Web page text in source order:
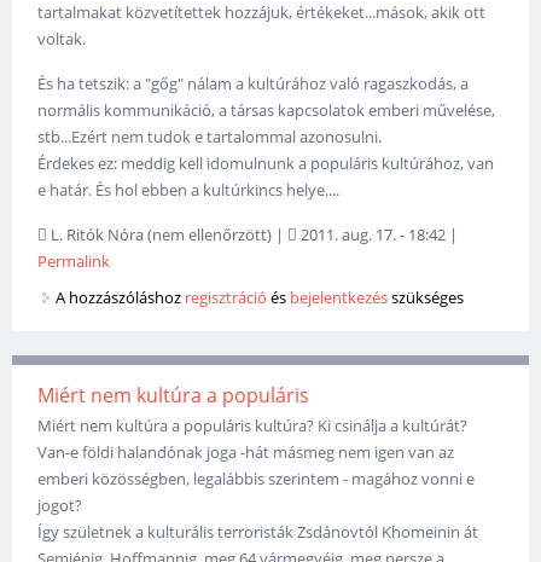
tartalmakat közvetítettek hozzájuk, értékeket...mások, akik ott
voltak.
És ha tetszik: a "gőg" nálam a kultúrához való ragaszkodás, a
normális kommunikáció, a társas kapcsolatok emberi művelése,
stb...Ezért nem tudok e tartalommal azonosulni.
Érdekes ez: meddig kell idomulnunk a populáris kultúrához, van
e határ. És hol ebben a kultúrkincs helye....
L. Ritók Nóra (nem ellenőrzött) | 2011. aug. 17. - 18:42 |
Permalink
A hozzászóláshoz regisztráció és bejelentkezésszükséges
Miért nem kultúra a populáris
Miért nem kultúra a populáris kultúra? Ki csinálja a kultúrát?
Van-e földi halandónak joga -hát másmeg nem igen van az
emberi közösségben, legalábbis szerintem - magához vonni e
jogot?
Így születnek a kulturális terroristák Zsdánovtól Khomeinin át